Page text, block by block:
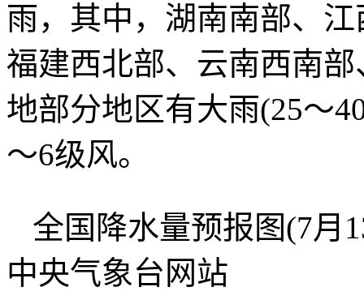
雨，其中，湖南南部、
福建西北部、云南西南
地部分地区有大雨(25～
～6级风。
全国降水量预报图(7月
中央气象台网站